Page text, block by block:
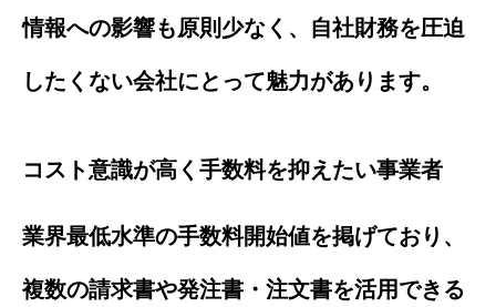
情報への影響も原則少なく、自社財務を圧迫
したくない会社にとって魅力があります。
コスト意識が高く手数料を抑えたい事業者
業界最低水準の手数料開始値を掲げており、
複数の請求書や発注書・注文書を活用できる